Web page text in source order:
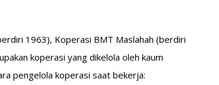
1963), Koperasi BMT Maslahah (berdiri
koperasi yang dikelola oleh kaum
pengelola koperasi saat bekerja: